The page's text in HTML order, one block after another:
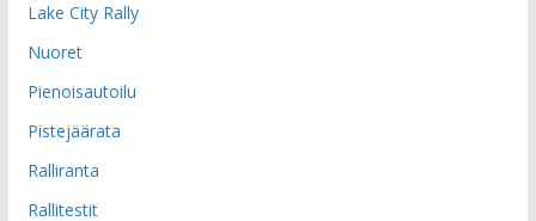
Lake City Rally
Nuoret
Pienoisautoilu
Pistejäärata
Ralliranta
Rallitestit